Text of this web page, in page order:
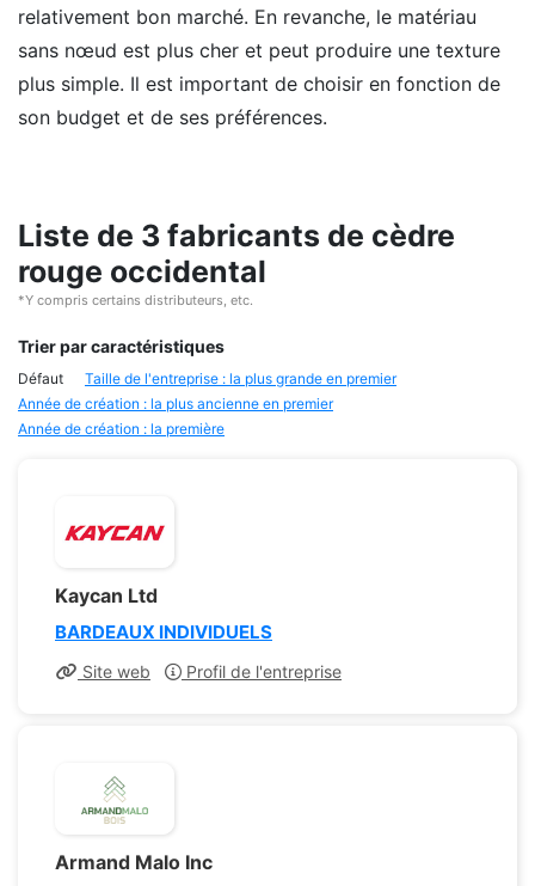
relativement bon marché. En revanche, le matériau
sans nœud est plus cher et peut produire une texture
plus simple. Il est important de choisir en fonction de
son budget et de ses préférences.
Liste de 3 fabricants de cèdre
rouge occidental
*Y compris certains distributeurs, etc.
Trier par caractéristiques
Défaut
Taille de l'entreprise : la plus grande en premier
Année de création : la plus ancienne en premier
Année de création : la première
Kaycan Ltd
BARDEAUX INDIVIDUELS
Site web Profil de l'entreprise
Armand Malo Inc